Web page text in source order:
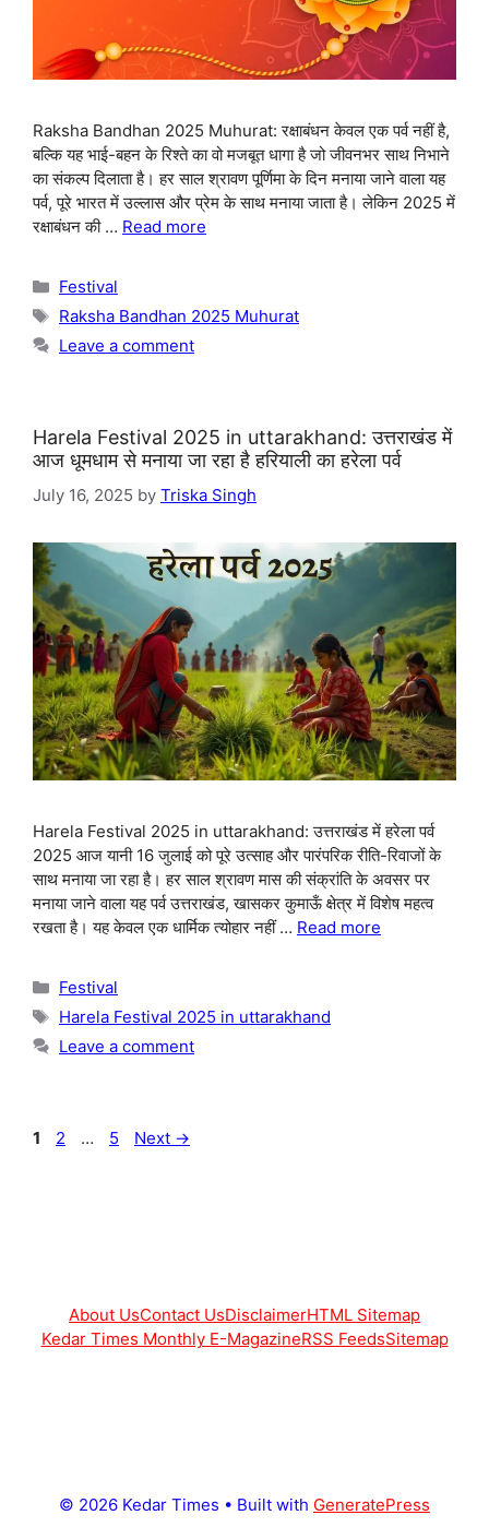
Raksha Bandhan 2025 Muhurat: रक्षाबंधन केवल एक पर्व नहीं है,
बल्कि यह भाई-बहन के रिश्ते का वो मजबूत धागा है जो जीवनभर साथ निभाने
का संकल्प दिलाता है। हर साल श्रावण पूर्णिमा के दिन मनाया जाने वाला यह
पर्व, पूरे भारत में उल्लास और प्रेम के साथ मनाया जाता है। लेकिन 2025 में
रक्षाबंधन की … Read more
Categories
Festival
Tags
Raksha Bandhan 2025 Muhurat
Leave a comment
Harela Festival 2025 in uttarakhand: उत्तराखंड में
आज धूमधाम से मनाया जा रहा है हरियाली का हरेला पर्व
July 16, 2025 by Triska Singh
Harela Festival 2025 in uttarakhand: उत्तराखंड में हरेला पर्व
2025 आज यानी 16 जुलाई को पूरे उत्साह और पारंपरिक रीति-रिवाजों के
साथ मनाया जा रहा है। हर साल श्रावण मास की संक्रांति के अवसर पर
मनाया जाने वाला यह पर्व उत्तराखंड, खासकर कुमाऊँ क्षेत्र में विशेष महत्व
रखता है। यह केवल एक धार्मिक त्योहार नहीं … Read more
Categories
Festival
Tags
Harela Festival 2025 in uttarakhand
Leave a comment
Page
1 Page
2 … Page
5 Next →
About UsContact UsDisclaimerHTML Sitemap
Kedar Times Monthly E-MagazineRSS FeedsSitemap
© 2026 Kedar Times • Built with GeneratePress